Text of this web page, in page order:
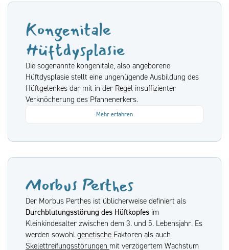
Kongenitale
Hüftdysplasie
Die sogenannte kongenitale, also angeborene
Hüftdysplasie stellt eine ungenügende Ausbildung des
Hüftgelenkes dar mit in der Regel insuffizienter
Verknöcherung des Pfannenerkers.
Mehr erfahren
Morbus Perthes
Der Morbus Perthes ist üblicherweise definiert als
Durchblutungsstörung des Hüftkopfes im
Kleinkindesalter zwischen dem 3. und 5. Lebensjahr. Es
werden sowohl genetische Faktoren als auch
Skelettreifungsstörungen mit verzögertem Wachstum